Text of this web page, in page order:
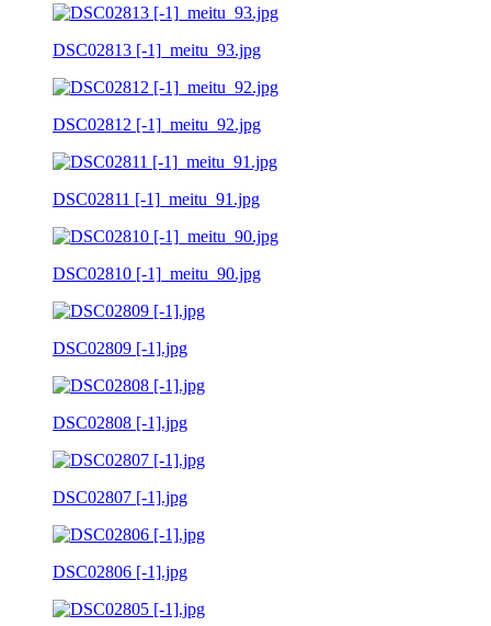
DSC02813 [-1]_meitu_93.jpg
DSC02812 [-1]_meitu_92.jpg
DSC02811 [-1]_meitu_91.jpg
DSC02810 [-1]_meitu_90.jpg
DSC02809 [-1].jpg
DSC02808 [-1].jpg
DSC02807 [-1].jpg
DSC02806 [-1].jpg